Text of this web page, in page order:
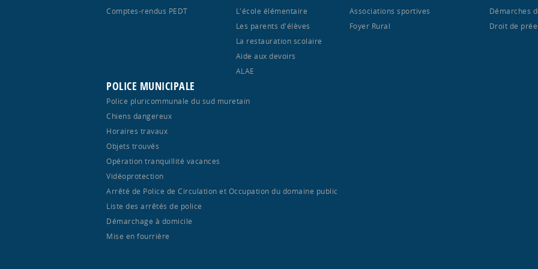
Comptes-rendus PEDT
L'école élémentaire
Les parents d'élèves
La restauration scolaire
Aide aux devoirs
ALAE
Associations sportives
Foyer Rural
Démarches
Droit de
POLICE MUNICIPALE
Police pluricommunale du sud muretain
Chiens dangereux
Horaires travaux
Objets trouvés
Opération tranquillité vacances
Vidéoprotection
Arrêté de Police de Circulation et Occupation du domaine public
Liste des arrêtés de police
Démarchage à domicile
Mise en fourrière